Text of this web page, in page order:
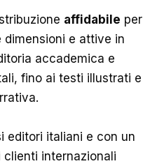
affidabile per
e attive in
accademica e
fino ai testi illustrati e
editori italiani e con un
internazionali